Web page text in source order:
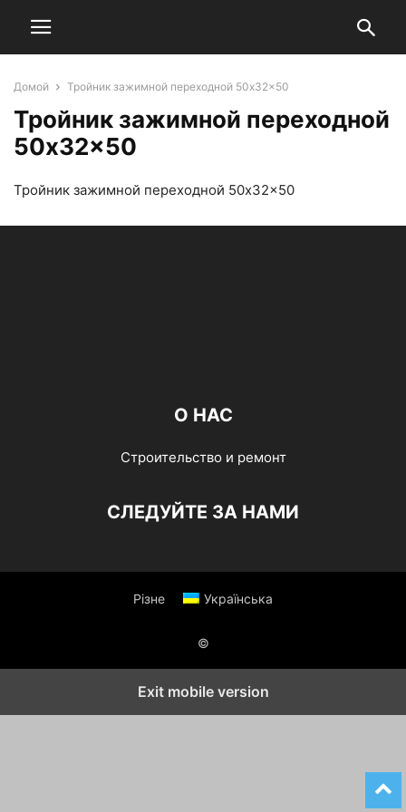
Домой Тройник зажимной переходной 50x32x50
Тройник зажимной переходной
50x32x50
Тройник зажимной переходной 50x32x50
О НАС
Строительство и ремонт
СЛЕДУЙТЕ ЗА НАМИ
Різне Українська
©
Exit mobile version